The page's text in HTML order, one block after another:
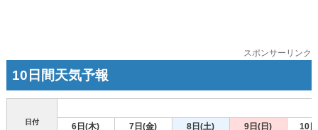
スポンサーリンク
10日間天気予報
日付 6日(木) 7日(金) 8日(土) 9日(日) 10